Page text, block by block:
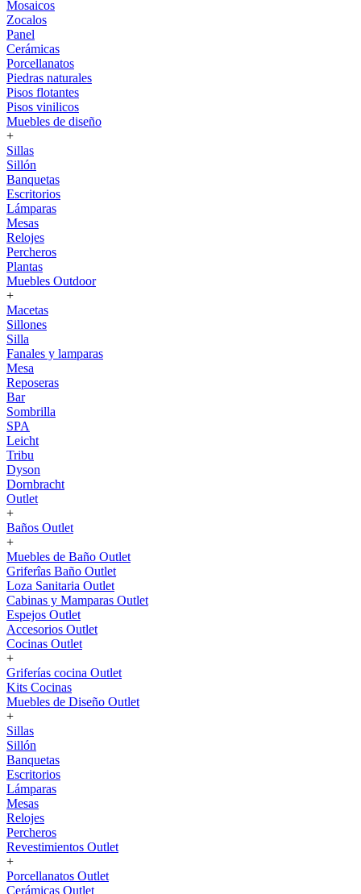
Mosaicos
Zocalos
Panel
Cerámicas
Porcellanatos
Piedras naturales
Pisos flotantes
Pisos vinilicos
Muebles de diseño
+
Sillas
Sillón
Banquetas
Escritorios
Lámparas
Mesas
Relojes
Percheros
Plantas
Muebles Outdoor
+
Macetas
Sillones
Silla
Fanales y lamparas
Mesa
Reposeras
Bar
Sombrilla
SPA
Leicht
Tribu
Dyson
Dornbracht
Outlet
+
Baños Outlet
+
Muebles de Baño Outlet
Griferîas Baño Outlet
Loza Sanitaria Outlet
Cabinas y Mamparas Outlet
Espejos Outlet
Accesorios Outlet
Cocinas Outlet
+
Griferías cocina Outlet
Kits Cocinas
Muebles de Diseño Outlet
+
Sillas
Sillón
Banquetas
Escritorios
Lámparas
Mesas
Relojes
Percheros
Revestimientos Outlet
+
Porcellanatos Outlet
Cerámicas Outlet